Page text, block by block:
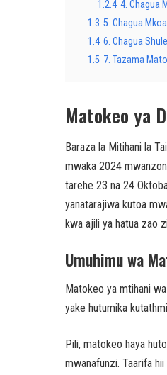
1.2.4 4. Chagua
1.3 5. Chagua
1.4 6. Chagua Shule
1.5 7. Tazama
Matokeo ya
Baraza la Mitihani la
mwaka 2024
tarehe 23 na 24
yanatarajiwa kutoa
kwa ajili ya hatua zao
Umuhimu wa
Matokeo ya mtihani
yake hutumika
Pili, matokeo haya
mwanafunzi. Taarifa